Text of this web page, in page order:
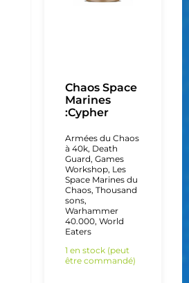
Chaos Space
Marines
:Cypher
Armées du Chaos
à 40k, Death
Guard, Games
Workshop, Les
Space Marines du
Chaos, Thousand
sons,
Warhammer
40.000, World
Eaters
1 en stock (peut
être commandé)